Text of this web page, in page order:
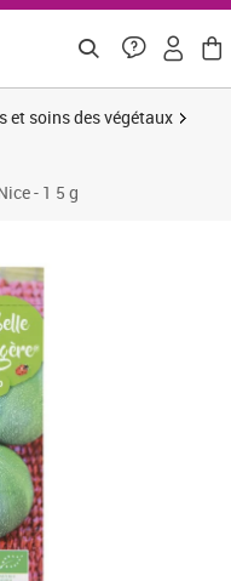
et soins des végétaux
- 1 5 g